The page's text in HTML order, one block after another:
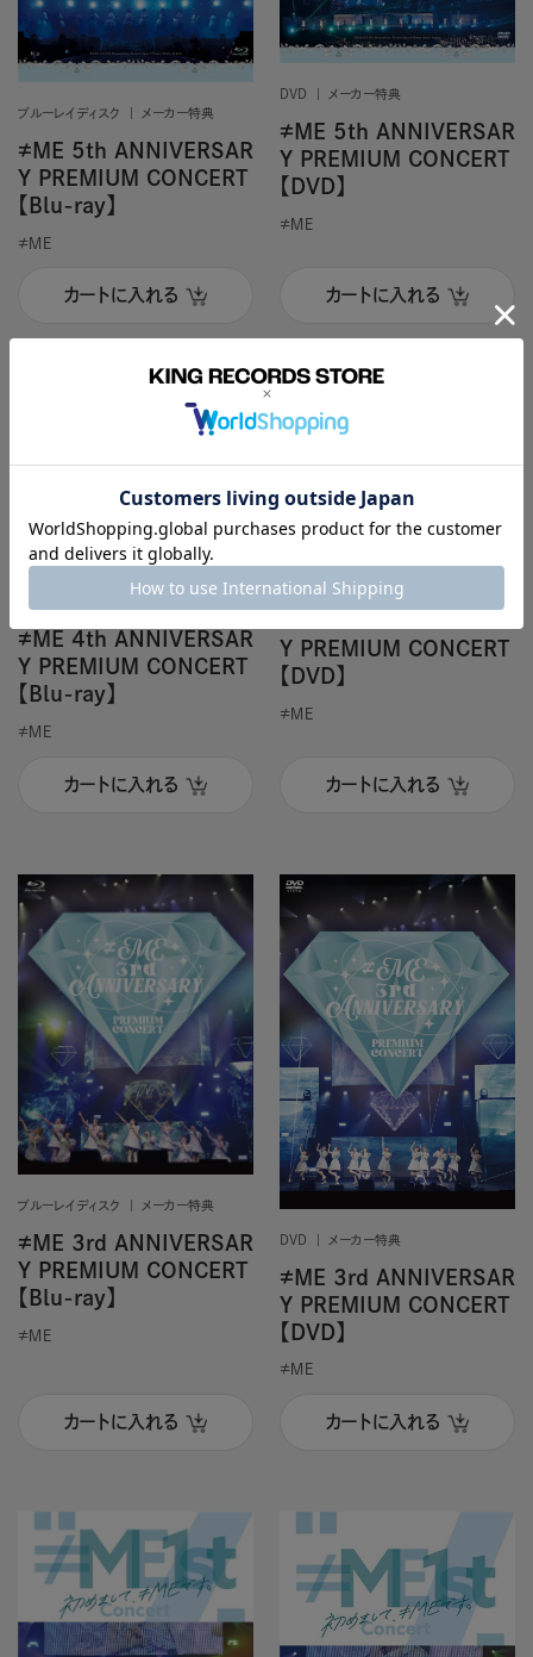
ブルーレイディスク メーカー特典
≠ME 5th ANNIVERSAR
Y PREMIUM CONCERT
【Blu-ray】
≠ＭＥ
カートに入れる
DVD メーカー特典
≠ME 5th ANNIVERSAR
Y PREMIUM CONCERT
【DVD】
≠ＭＥ
カートに入れる
≠ME 4th ANNIVERSAR
Y PREMIUM CONCERT
【Blu-ray】
≠ＭＥ
カートに入れる
DVD メーカー特典
Y PREMIUM CONCERT
【DVD】
≠ＭＥ
カートに入れる
ブルーレイディスク メーカー特典
≠ME 3rd ANNIVERSAR
Y PREMIUM CONCERT
【Blu-ray】
≠ＭＥ
カートに入れる
DVD メーカー特典
≠ME 3rd ANNIVERSAR
Y PREMIUM CONCERT
【DVD】
≠ＭＥ
カートに入れる